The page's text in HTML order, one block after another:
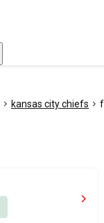
kansas city chiefs